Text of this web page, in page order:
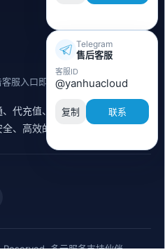
服入口即可联系。
代充值、迁移运维与内容同步支
、高效的出海服务支持。
多云服务支持伙伴.
Telegram
售后客服
客服ID
@yanhuacloud
复制 联系